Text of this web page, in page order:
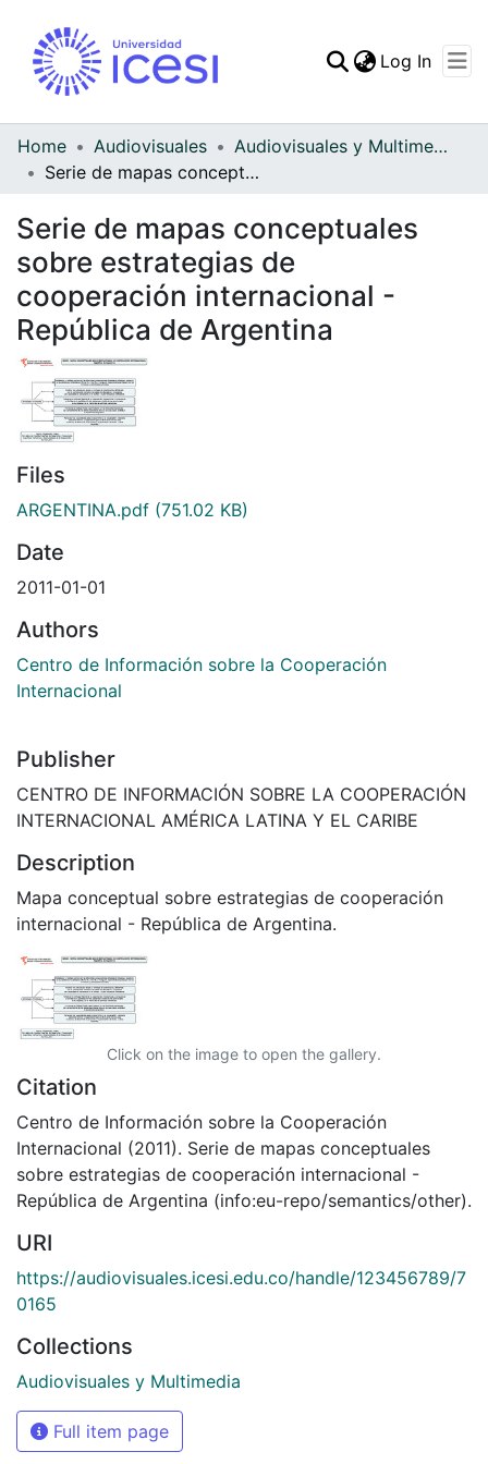
All of DSpace
Log In
Home Audiovisuales
Audiovisuales y Multimedia
Serie de mapas conceptuales sobre estrategias de cooperación internacional - República de Argentina
Serie de mapas conceptuales
sobre estrategias de
cooperación internacional -
República de Argentina
Files
ARGENTINA.pdf (751.02 KB)
Date
2011-01-01
Authors
Centro de Información sobre la Cooperación
Internacional
Publisher
CENTRO DE INFORMACIÓN SOBRE LA COOPERACIÓN
INTERNACIONAL AMÉRICA LATINA Y EL CARIBE
Description
Mapa conceptual sobre estrategias de cooperación
internacional - República de Argentina.
Click on the image to open the gallery.
Citation
Centro de Información sobre la Cooperación
Internacional (2011). Serie de mapas conceptuales
sobre estrategias de cooperación internacional -
República de Argentina (info:eu-repo/semantics/other).
URI
https://audiovisuales.icesi.edu.co/handle/123456789/7
0165
Collections
Audiovisuales y Multimedia
Full item page